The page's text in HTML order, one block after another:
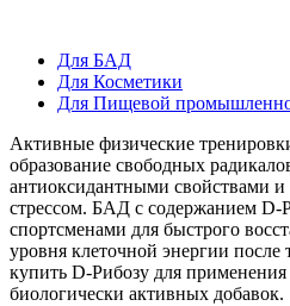
Для БАД
Для Косметики
Для Пищевой
Активные физические
образование свободных
антиоксидантными свойствами и
стрессом. БАД с содержанием D-
спортсменами для быстрого
уровня клеточной энергии
купить D-Рибозу для
биологически активных добавок.